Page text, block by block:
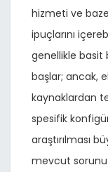
hizmeti ve
ipuçlarını
genellikle
başlar; ancak,
kaynaklardan
spesifik
araştırılması
mevcut